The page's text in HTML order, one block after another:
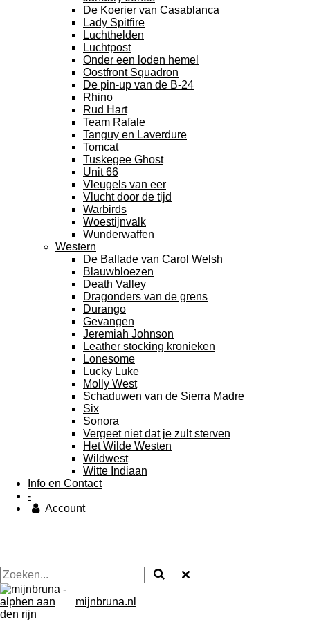
De Koerier van Casablanca
Lady Spitfire
Luchthelden
Luchtpost
Onder een loden hemel
Oostfront Squadron
De pin-up van de B-24
Rhino
Rud Hart
Team Rafale
Tanguy en Laverdure
Tomcat
Tuskegee Ghost
Unit 66
Vleugels van eer
Vlucht door de tijd
Warbirds
Woestijnvalk
Wunderwaffen
Western
De Ballade van Carol Welsh
Blauwbloezen
Death Valley
Dragonders van de grens
Durango
Gevangen
Jeremiah Johnson
Leather stocking kronieken
Lonesome
Lucky Luke
Molly West
Schaduwen van de Sierra Madre
Six
Sonora
Vergeet niet dat je zult sterven
Het Wilde Westen
Wildwest
Witte Indiaan
Info en Contact
-
Account
mijnbruna.nl